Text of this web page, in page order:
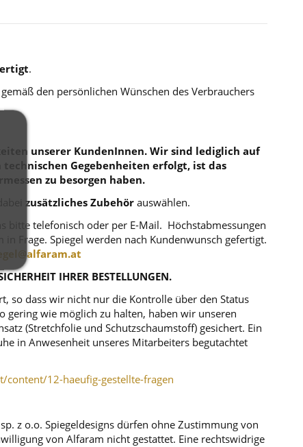
.
den persönlichen Wünschen des Verbrauchers
unserer KundenInnen. Wir sind lediglich auf
Gegebenheiten erfolgt, ist das
zu besorgen haben.
zusätzliches Zubehörauswählen.
bitte telefonisch oder per E-Mail. Höchstabmessungen
Frage. Spiegel werden nach Kundenwunsch gefertigt.
IHRER BESTELLUNGEN.
so dass wir nicht nur die Kontrolle über den Status
gering wie möglich zu halten, haben wir unseren
(Stretchfolie und Schutzschaumstoff) gesichert. Ein
in Anwesenheit unseres Mitarbeiters begutachtet
content/12-haeufig-gestellte-fragen
z o.o. Spiegeldesigns dürfen ohne Zustimmung von
von Alfaram nicht gestattet. Eine rechtswidrige